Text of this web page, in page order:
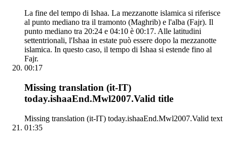
La fine del tempo di Ishaa. La mezzanotte islamica si riferisce
al punto mediano tra il tramonto (Maghrib) e l'alba (Fajr). Il
punto mediano tra 20:24 e 04:10 è 00:17. Alle latitudini
settentrionali, l'Ishaa in estate può essere dopo la mezzanotte
islamica. In questo caso, il tempo di Ishaa si estende fino al
Fajr.
00:17
Missing translation (it-IT)
today.ishaaEnd.Mwl2007.Valid title
Missing translation (it-IT) today.ishaaEnd.Mwl2007.Valid text
01:35